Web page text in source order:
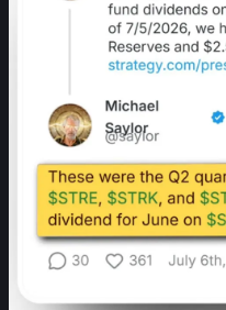
검색 엔진 최적화
이미지 압축기
민감한 이미지 분류
녹음기
소개